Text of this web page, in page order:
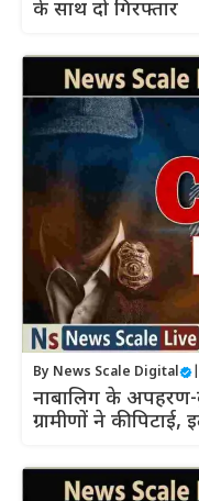
के साथ दो गिरफ्तार
By News Scale Digital
नाबालिग के
ग्रामीणों ने की